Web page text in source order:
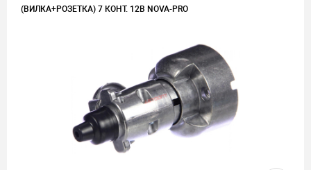
(ВИЛКА+РОЗЕТКА) 7 КОНТ. 12В NOVA-PRO